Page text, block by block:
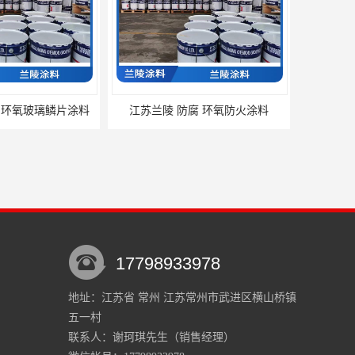
氧玻璃鳞片涂料 江苏兰陵 防腐 环氧防火涂料
兰陵涂料 防腐 环氧沥青防腐涂料
17798933978
地址：江苏省 常州 江苏常州市武进区横山桥镇
五一村
联系人：谢珂琪先生 （销售经理）